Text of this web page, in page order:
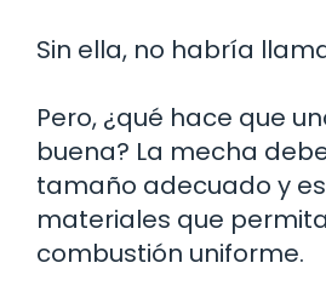
Sin ella, no habría
Pero, ¿qué hace que
buena? La mecha
tamaño adecuado y
materiales que
combustión uniforme.